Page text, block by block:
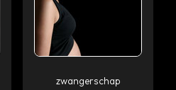
zwangerschap